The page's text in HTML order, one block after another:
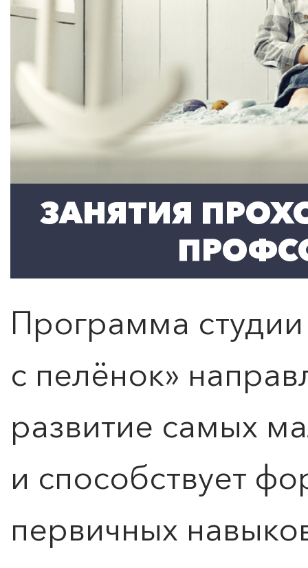
ЗАНЯТИЯ
Программа
с пелёнок»
развитие самых
и способствует
первичных